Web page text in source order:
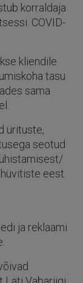
korraldaja
COVID-
kliendile
tasu
sama
ürituste,
seotud
eest.
ja reklaami